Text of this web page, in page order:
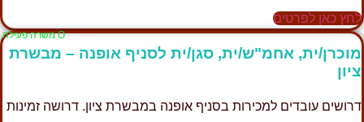
לחץ כאן לפרטים
Ο משרה פעילה
מוכרן/ית, אחמ"ש/ית, סגן/ית לסניף אופנה – מבשרת
ציון
דרושים עובדים למכירות בסניף אופנה במבשרת ציון. דרושה זמינות